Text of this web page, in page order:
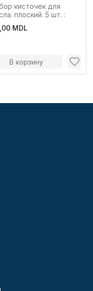
кисточек для
плоский. 5 шт. :
MDL
В корзину